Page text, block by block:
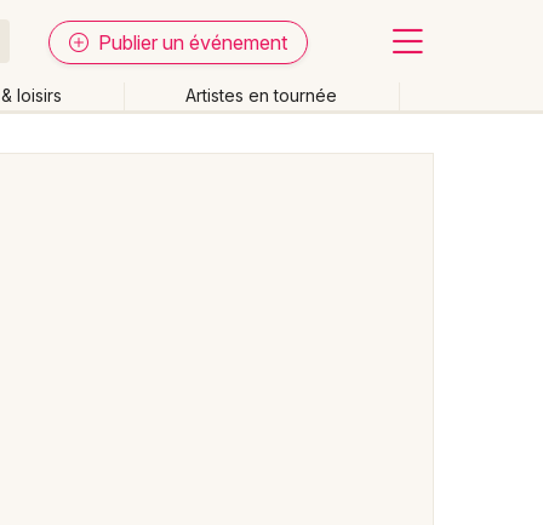
Publier un événement
loisirs Artistes en tournée